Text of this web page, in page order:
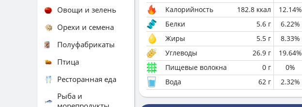
Калорийность 182.8 ккал 12.14%
Белки
5.6 г 6.22%
Жиры
5.5 г 8.33%
Углеводы
26.9 г 19.64%
Пищевые волокна
0 г 0%
Вода
62 г 2.32%
Овощи и зелень
Орехи и семена
Полуфабрикаты
Птица
Ресторанная еда
Рыба и